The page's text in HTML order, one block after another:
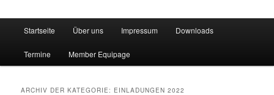
Startseite Über uns Impressum Downloads
Termine Member Equipage
ARCHIV DER KATEGORIE: EINLADUNGEN 2022